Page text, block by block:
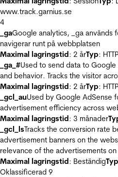
www.track.garnius.se
4
_gaGoogle analytics, _ga används
navigerar runt på webbplatsen
Maximal lagringstid: 2 årTyp:
_ga_#Used to send data to
and behavior. Tracks the visitor
Maximal lagringstid: 2 årTyp:
_gcl_auUsed by Google AdSense
advertisement efficiency across
Maximal lagringstid: 3 månader
_gcl_lsTracks the conversion rate
advertisement banners on the
relevance of the advertisements
Maximal lagringstid: BeständigTyp
Oklassificerad 9